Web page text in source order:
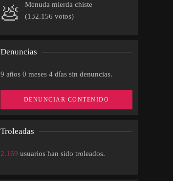
💩
Menuda mierda chiste
(132.156 votos)
Denuncias
9 años 0 meses 4 días sin denuncias.
DENUNCIAR CONTENIDO
Troleadas
2.169 usuarios han sido troleados.